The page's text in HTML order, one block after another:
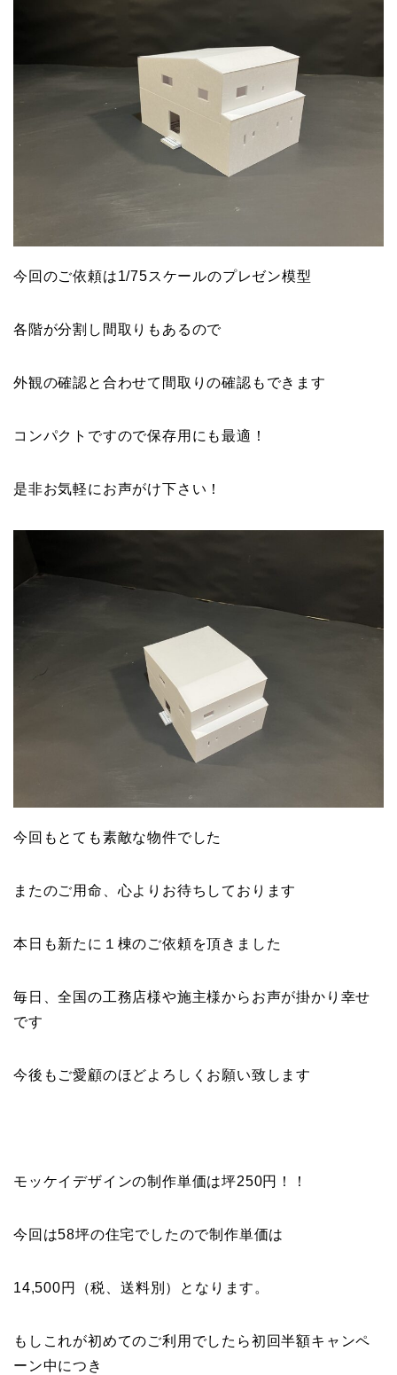
今回のご依頼は1/75スケールのプレゼン模型
各階が分割し間取りもあるので
外観の確認と合わせて間取りの確認もできます
コンパクトですので保存用にも最適！
是非お気軽にお声がけ下さい！
今回もとても素敵な物件でした
またのご用命、心よりお待ちしております
本日も新たに１棟のご依頼を頂きました
毎日、全国の工務店様や施主様からお声が掛かり幸せ
です
今後もご愛顧のほどよろしくお願い致します
モッケイデザインの制作単価は坪250円！！
今回は58坪の住宅でしたので制作単価は
14,500円（税、送料別）となります。
もしこれが初めてのご利用でしたら初回半額キャンペ
ーン中につき